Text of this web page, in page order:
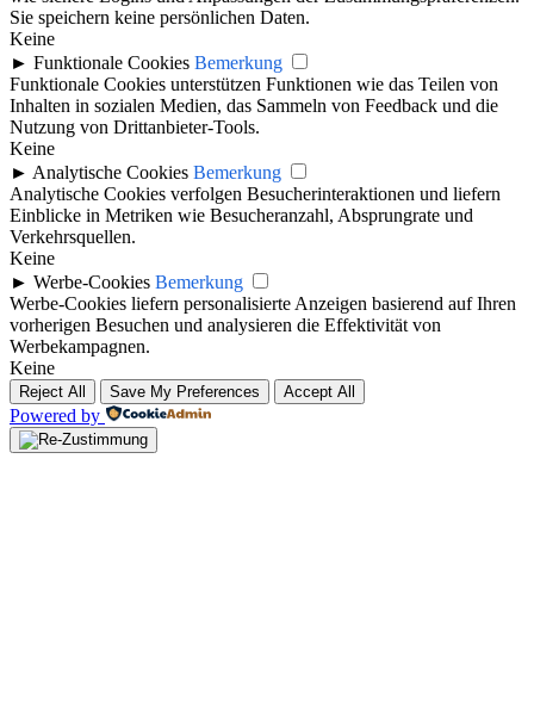
Sie speichern keine persönlichen Daten.
Keine
► Funktionale Cookies Bemerkung
Funktionale Cookies unterstützen Funktionen wie das Teilen von
Inhalten in sozialen Medien, das Sammeln von Feedback und die
Nutzung von Drittanbieter-Tools.
Keine
► Analytische Cookies Bemerkung
Analytische Cookies verfolgen Besucherinteraktionen und liefern
Einblicke in Metriken wie Besucheranzahl, Absprungrate und
Verkehrsquellen.
Keine
► Werbe-Cookies Bemerkung
Werbe-Cookies liefern personalisierte Anzeigen basierend auf Ihren
vorherigen Besuchen und analysieren die Effektivität von
Werbekampagnen.
Keine
Reject All Save My Preferences Accept All
Powered by